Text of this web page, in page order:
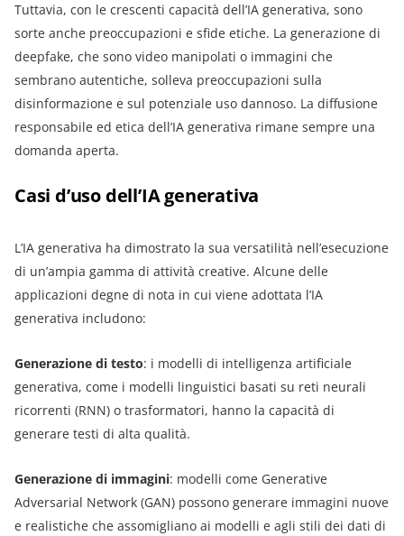
Tuttavia, con le crescenti capacità dell’IA generativa, sono
sorte anche preoccupazioni e sfide etiche. La generazione di
deepfake, che sono video manipolati o immagini che
sembrano autentiche, solleva preoccupazioni sulla
disinformazione e sul potenziale uso dannoso. La diffusione
responsabile ed etica dell’IA generativa rimane sempre una
domanda aperta.
Casi d’uso dell’IA generativa
L’IA generativa ha dimostrato la sua versatilità nell’esecuzione
di un’ampia gamma di attività creative. Alcune delle
applicazioni degne di nota in cui viene adottata l’IA
generativa includono:
Generazione di testo: i modelli di intelligenza artificiale
generativa, come i modelli linguistici basati su reti neurali
ricorrenti (RNN) o trasformatori, hanno la capacità di
generare testi di alta qualità.
Generazione di immagini: modelli come Generative
Adversarial Network (GAN) possono generare immagini nuove
e realistiche che assomigliano ai modelli e agli stili dei dati di